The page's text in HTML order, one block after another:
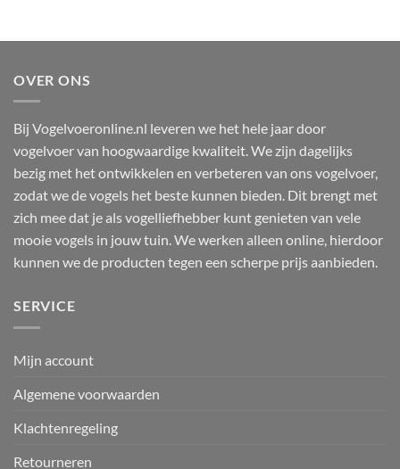
OVER ONS
Bij Vogelvoeronline.nl leveren we het hele jaar door
vogelvoer van hoogwaardige kwaliteit. We zijn dagelijks
bezig met het ontwikkelen en verbeteren van ons vogelvoer,
zodat we de vogels het beste kunnen bieden. Dit brengt met
zich mee dat je als vogelliefhebber kunt genieten van vele
mooie vogels in jouw tuin. We werken alleen online, hierdoor
kunnen we de producten tegen een scherpe prijs aanbieden.
SERVICE
Mijn account
Algemene voorwaarden
Klachtenregeling
Retourneren